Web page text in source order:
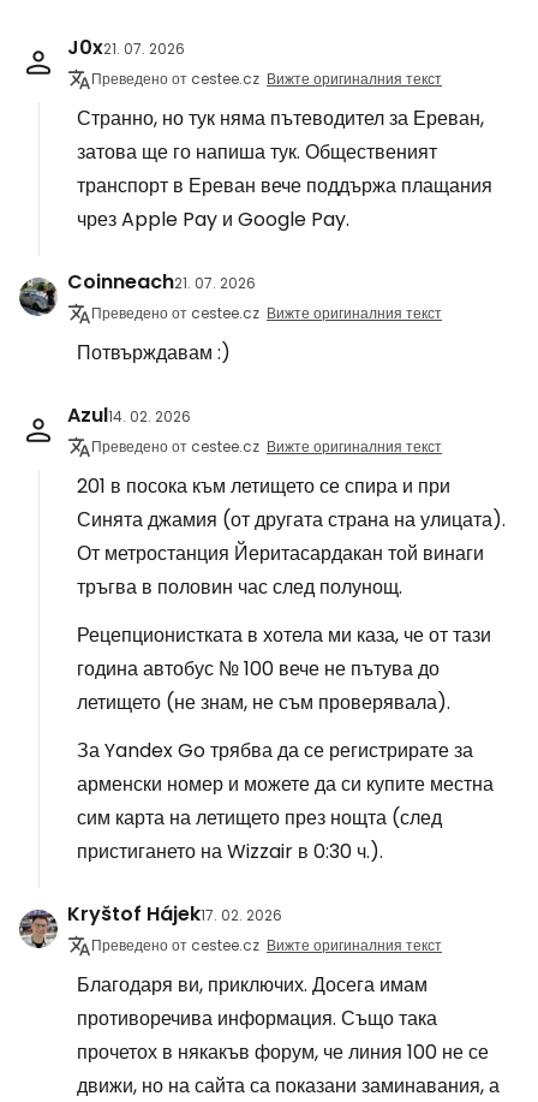
J0x21. 07. 2026
Преведено от cestee.cz Вижте оригиналния текст
Странно, но тук няма пътеводител за Ереван,
затова ще го напиша тук. Общественият
транспорт в Ереван вече поддържа плащания
чрез Apple Pay и Google Pay.
Coinneach21. 07. 2026
Преведено от cestee.cz Вижте оригиналния текст
Потвърждавам :)
Azul14. 02. 2026
Преведено от cestee.cz Вижте оригиналния текст
201 в посока към летището се спира и при
Синята джамия (от другата страна на улицата).
От метростанция Йеритасардакан той винаги
тръгва в половин час след полунощ.
Рецепционистката в хотела ми каза, че от тази
година автобус № 100 вече не пътува до
летището (не знам, не съм проверявала).
За Yandex Go трябва да се регистрирате за
арменски номер и можете да си купите местна
сим карта на летището през нощта (след
пристигането на Wizzair в 0:30 ч.).
Kryštof Hájek17. 02. 2026
Преведено от cestee.cz Вижте оригиналния текст
Благодаря ви, приключих. Досега имам
противоречива информация. Също така
прочетох в някакъв форум, че линия 100 не се
движи, но на сайта са показани заминавания, а